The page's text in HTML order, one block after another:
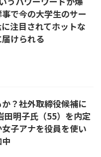
で今の大学生のサー
注目されてホットな
けられる
？社外取締役候補に
田明子氏（55）を内定
子アナを役員を使い